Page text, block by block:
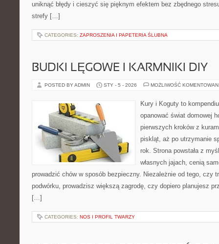
uniknąć błędy i cieszyć się pięknym efektem bez zbędnego
strefy […]
CATEGORIES: ZAPROSZENIA I PAPETERIA ŚLUBNA
BUDKI LĘGOWE I KARMNIKI DIY
POSTED BY ADMIN STY - 5 - 2026 MOŻLIWOŚĆ
Kury i Koguty to
opanować świat domowej
pierwszych kroków z
piskląt, aż po utrzymanie
rok. Strona powstała z
własnych jajach, cenią
prowadzić chów w sposób bezpieczny. Niezależnie od tego, czy
podwórku, prowadzisz większą zagrodę, czy dopiero planujesz
[…]
CATEGORIES: NOS I PROFIL TWARZY